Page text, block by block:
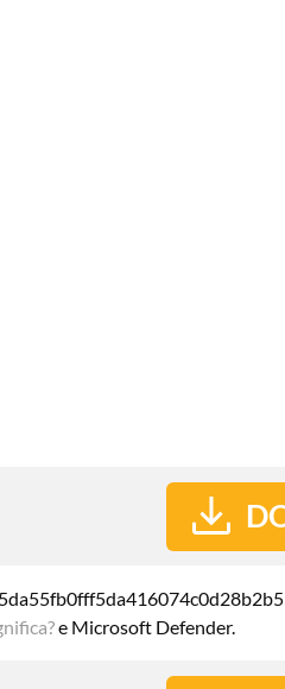
e Microsoft Defender.